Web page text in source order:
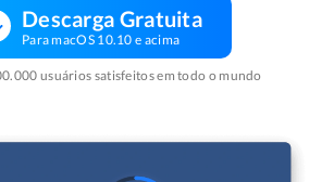
Descarga Gratuita
Para macOS 10.10 e acima
usuários satisfeitos em todo o mundo